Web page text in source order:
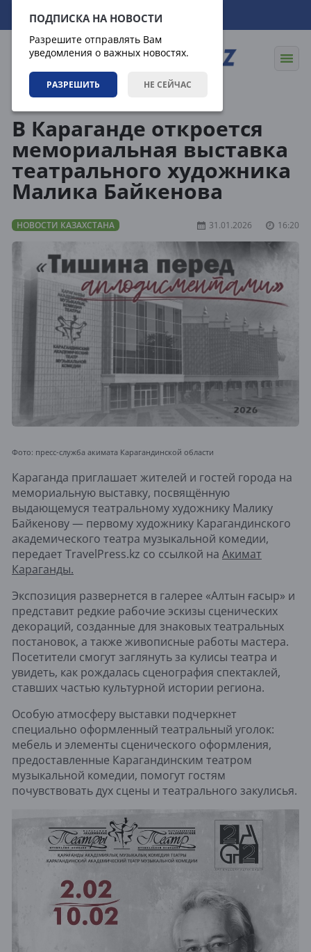
ПОДПИСКА НА НОВОСТИ
Разрешите отправлять Вам
уведомления о важных новостях.
РАЗРЕШИТЬ НЕ СЕЙЧАС
09.08.2026 01:50:55
В Караганде откроется
мемориальная выставка
театрального художника
Малика Байкенова
НОВОСТИ КАЗАХСТАНА 31.01.2026 16:20
Фото: пресс-служба акимата Карагандинской области
Караганда приглашает жителей и гостей города на
мемориальную выставку, посвящённую
выдающемуся театральному художнику Малику
Байкенову — первому художнику Карагандинского
академического театра музыкальной комедии,
передает TravelPress.kz со ссылкой на Акимат
Караганды.
Экспозиция развернется в галерее «Алтын ғасыр» и
представит редкие рабочие эскизы сценических
декораций, созданные для знаковых театральных
постановок, а также живописные работы мастера.
Посетители смогут заглянуть за кулисы театра и
увидеть, как рождалась сценография спектаклей,
ставших частью культурной истории региона.
Особую атмосферу выставки подчеркнет
специально оформленный театральный уголок:
мебель и элементы сценического оформления,
предоставленные Карагандинским театром
музыкальной комедии, помогут гостям
почувствовать дух сцены и театрального закулисья.